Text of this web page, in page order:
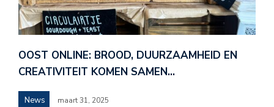
OOST ONLINE: BROOD, DUURZAAMHEID EN
CREATIVITEIT KOMEN SAMEN…
News maart 31, 2025